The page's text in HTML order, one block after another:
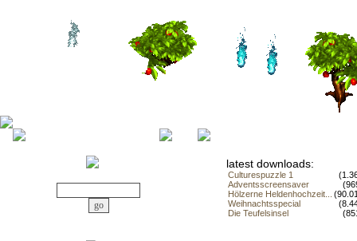
latest downloads:
Culturespuzzle 1
Adventsscreensaver
Hölzerne Heldenhochzeit...
Weihnachtsspecial
Die Teufelsinsel